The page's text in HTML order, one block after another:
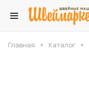
Главная Каталог